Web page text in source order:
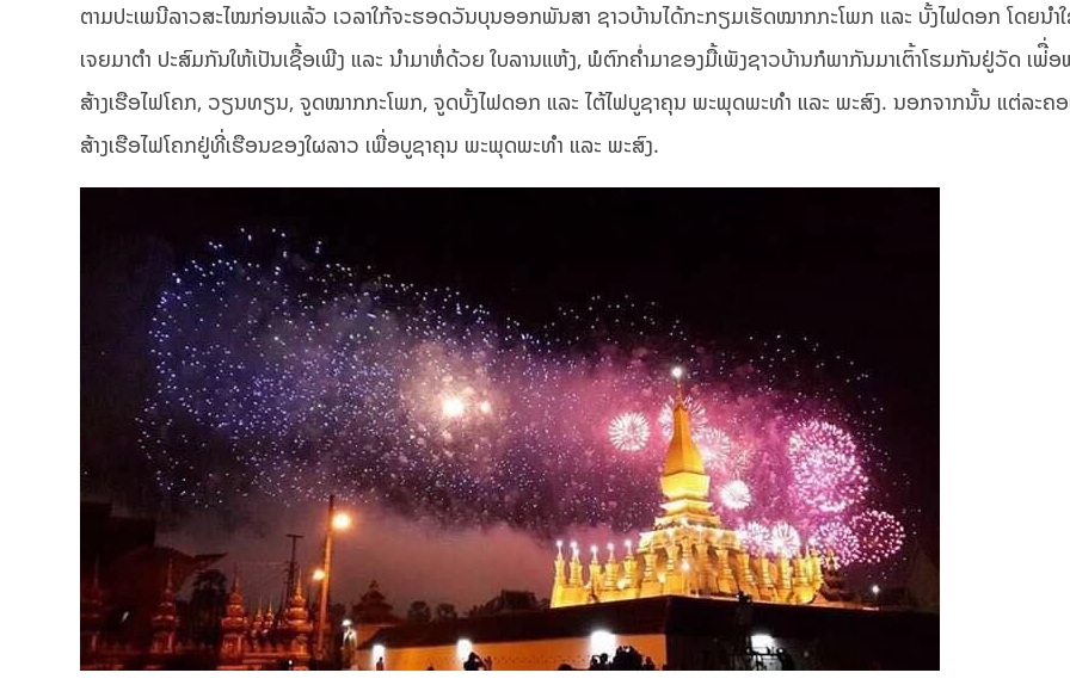
ຕາມປະເພນີລາວສະໄໝກ່ອນແລ້ວ ເວລາໃກ້ຈະຮອດວັນບຸນອອກພັນສາ ຊາວບ້ານໄດ້ກະກຽມເຮັດໝາກກະໂພກ ແລະ ບັ້ງໄຟດອກ ໂດຍນ
ເຈຍມາຕຳ ປະສົມກັນໃຫ້ເປັນເຊື້ອເພີງ ແລະ ນຳມາຫໍ່ດ້ວຍ ໃບລານແຫ້ງ, ພໍຕົກຄ່ຳມາຂອງມື້ເພັງຊາວບ້ານກໍພາກັນມາເຕົ້າໂຮມກັນຢູ່ວັດ ເພ່ື່
ສ້າງເຮືອໄຟໂຄກ, ວຽນທຽນ, ຈູດໝາກກະໂພກ, ຈູດບັ້ງໄຟດອກ ແລະ ໄຕ້ໄຟບູຊາຄຸນ ພະພຸດພະທຳ ແລະ ພະສົງ. ນອກຈາກນັ້ນ ແຕ່ລະຄ
ສ້າງເຮືອໄຟໂຄກຢູ່ທີ່ເຮືອນຂອງໃຜລາວ ເພື່ອບູຊາຄຸນ ພະພຸດພະທຳ ແລະ ພະສົງ.